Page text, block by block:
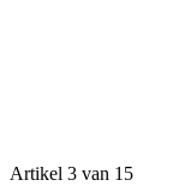
Artikel 3 van 15